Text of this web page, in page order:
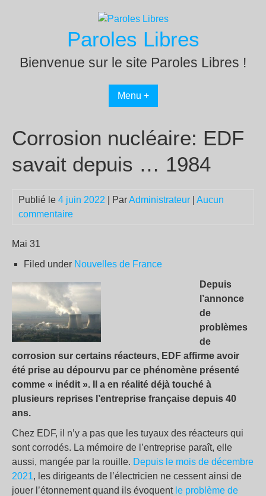
Paroles Libres
Bienvenue sur le site Paroles Libres !
Menu +
Corrosion nucléaire: EDF
savait depuis … 1984
Publié le 4 juin 2022 | ParAdministrateur
Aucun
commentaire
Mai 31
Filed under Nouvelles de France
Depuis
l’annonce
de
problèmes
de
corrosion sur certains réacteurs, EDF affirme avoir
été prise au dépourvu par ce phénomène présenté
comme « inédit ». Il a en réalité déjà touché à
plusieurs reprises l’entreprise française depuis 40
ans.
Chez EDF, il n’y a pas que les tuyaux des réacteurs qui
sont corrodés. La mémoire de l’entreprise paraît, elle
aussi, mangée par la rouille. Depuis le mois de décembre
2021, les dirigeants de l’électricien ne cessent ainsi de
jouer l’étonnement quand ils évoquent le problème de